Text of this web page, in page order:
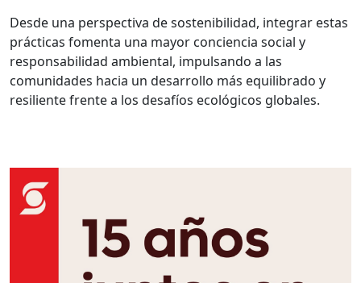
Desde una perspectiva de sostenibilidad, integrar estas
prácticas fomenta una mayor conciencia social y
responsabilidad ambiental, impulsando a las
comunidades hacia un desarrollo más equilibrado y
resiliente frente a los desafíos ecológicos globales.